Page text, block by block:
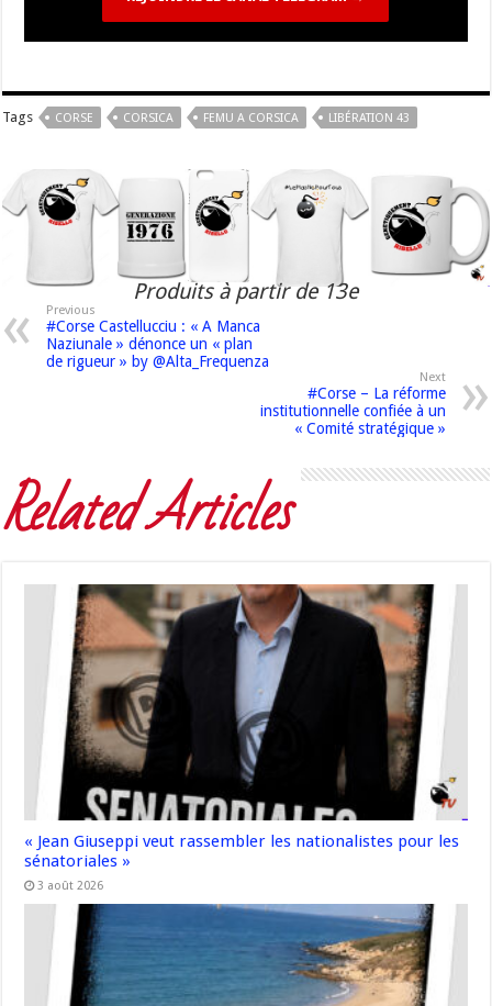
Tags CORSE CORSICA FEMU A CORSICA LIBÉRATION 43
Produits à partir de 13e
Previous
#Corse Castellucciu : « A Manca
Naziunale » dénonce un « plan
de rigueur » by @Alta_Frequenza
Next
#Corse – La réforme
institutionnelle confiée à un
« Comité stratégique »
Related Articles
« Jean Giuseppi veut rassembler les nationalistes pour les
sénatoriales »
3 août 2026